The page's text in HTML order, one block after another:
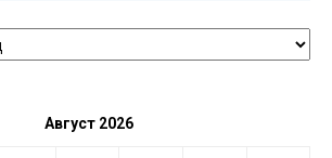
Август 2026